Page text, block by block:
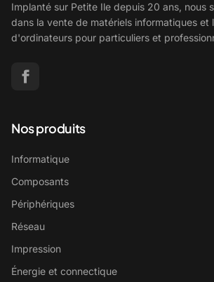
Implanté sur Petite Ile depuis 20 ans, nous
dans la vente de matériels informatiques et
d'ordinateurs pour particuliers et
Nos produits
Informatique
Composants
Périphériques
Réseau
Impression
Énergie et connectique